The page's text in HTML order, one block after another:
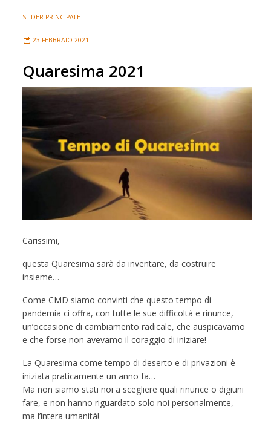
SLIDER PRINCIPALE
23 FEBBRAIO 2021
Quaresima 2021
Carissimi,
questa Quaresima sarà da inventare, da costruire
insieme…
Come CMD siamo convinti che questo tempo di
pandemia ci offra, con tutte le sue difficoltà e rinunce,
un’occasione di cambiamento radicale, che auspicavamo
e che forse non avevamo il coraggio di iniziare!
La Quaresima come tempo di deserto e di privazioni è
iniziata praticamente un anno fa…
Ma non siamo stati noi a scegliere quali rinunce o digiuni
fare, e non hanno riguardato solo noi personalmente,
ma l’intera umanità!